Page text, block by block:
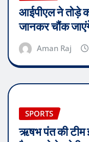
आईपीएल ने तोड़े
जानकर चौंक
Aman Raj
SPORTS
ऋषभ पंत की टीम